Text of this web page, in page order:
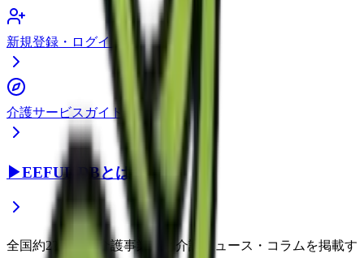
新規登録・ログイン
介護サービスガイド
▶EEFUL DBとは？
全国約22万件の介護事業所と介護ニュース・コラムを掲載す